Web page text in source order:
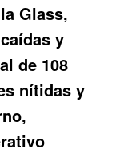
Glass,
y
de 108
nítidas y